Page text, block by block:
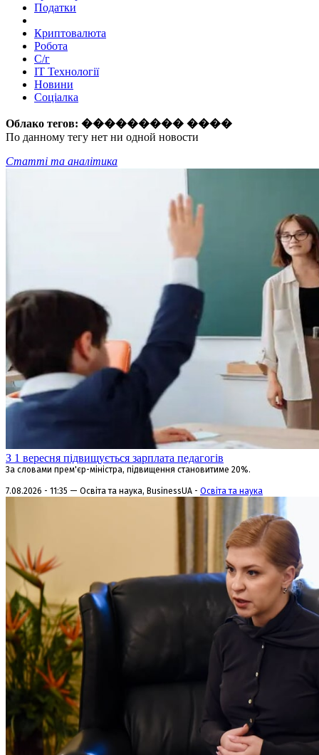
Податки
Криптовалюта
Робота
С/г
ІТ Технології
Новини
Соціалка
Облако тегов: ��������� ����
По данному тегу нет ни одной новости
Статті та аналітика
З 1 вересня підвищується зарплата педагогів
За словами прем'єр-міністра, підвищення становитиме 20%.
7.08.2026 - 11:35 — Освіта та наука, BusinessUA - Освіта та наука